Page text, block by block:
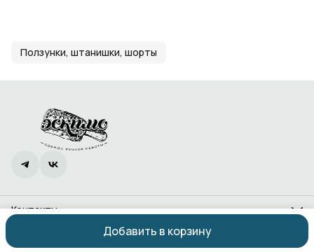
Добавить в корзину
Ползунки, штанишки, шорты
Контакты
Ростов-на-Дону, проспект 40-летия Победы, 338
Телефон
ОплатаДоставкаПравила возвратаРеквизитыОферта